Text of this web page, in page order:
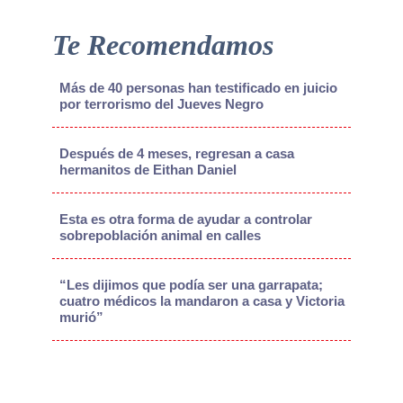
Te Recomendamos
Más de 40 personas han testificado en juicio
por terrorismo del Jueves Negro
Después de 4 meses, regresan a casa
hermanitos de Eithan Daniel
Esta es otra forma de ayudar a controlar
sobrepoblación animal en calles
“Les dijimos que podía ser una garrapata;
cuatro médicos la mandaron a casa y Victoria
murió”